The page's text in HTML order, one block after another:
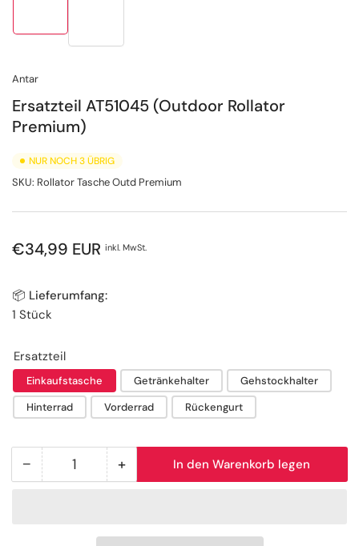
laden
laden
Antar
Ersatzteil AT51045 (Outdoor Rollator
Premium)
NUR NOCH 3 ÜBRIG
SKU: Rollator Tasche Outd Premium
Normaler
€34,99 EUR inkl. MwSt.
📦 Lieferumfang:
1 Stück
Ersatzteil
Einkaufstasche Getränkehalter
Gehstockhalter
Hinterrad
Vorderrad Rückengurt
− Menge
Anzahl +Menge
In den Warenkorb legen